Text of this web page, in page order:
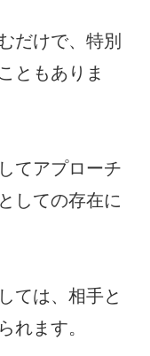
だけで、特別
ともありま
てアプローチ
しての存在に
ては、相手と
れます。